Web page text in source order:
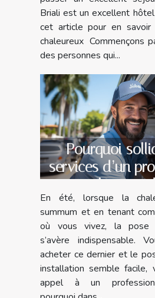
Briali est un excellent
cet article pour en savoir
chaleureux Commençons
des personnes qui...
Pourquoi
services d’un
pour la pose
En été, lorsque la
summum et en tenant
où vous vivez, la pose
s’avère indispensable.
acheter ce dernier et le
installation semble facile,
appel à un